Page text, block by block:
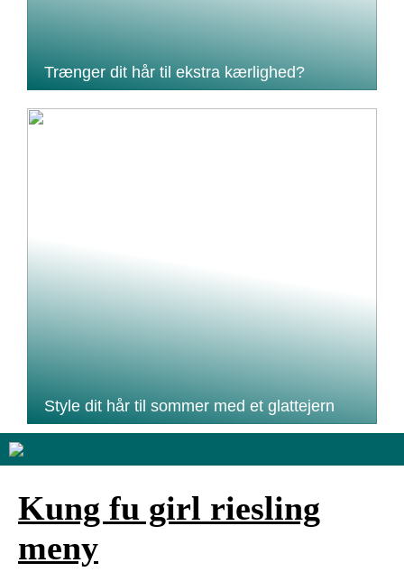
Trænger dit hår til ekstra kærlighed?
Style dit hår til sommer med et glattejern
Kung fu girl riesling
meny